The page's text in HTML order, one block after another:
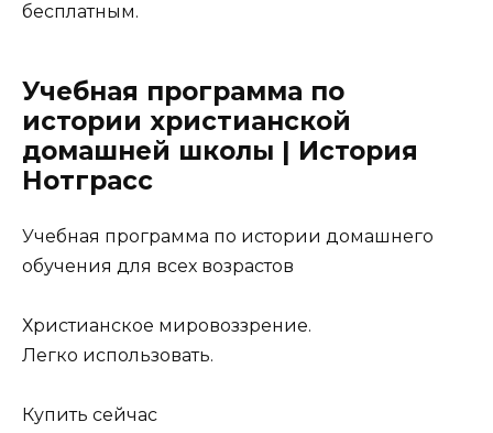
бесплатным.
Учебная программа по
истории христианской
домашней школы | История
Нотграсс
Учебная программа по истории домашнего
обучения для всех возрастов
Христианское мировоззрение.
Легко использовать.
Купить сейчас